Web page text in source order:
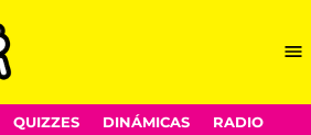
QUIZZES DINÁMICAS RADIO